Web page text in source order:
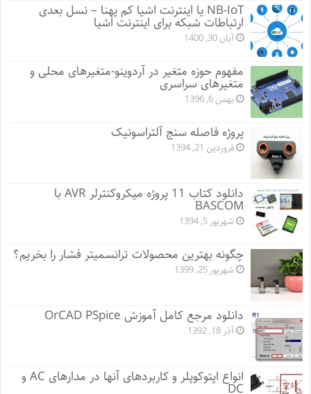
NB-IoT یا اینترنت اشیا کم پهنا – نسل بعدی
ارتباطات شبکه برای اینترنت اشیا
آبان 30, 1400
مفهوم حوزه متغیر در آردوینو-متغیرهای محلی و
متغیرهای سراسری
بهمن 6, 1396
پروژه فاصله سنج آلتراسونیک
فروردین 21, 1394
دانلود کتاب 11 پروژه میکروکنترلر AVR با
BASCOM
شهریور 5, 1394
چگونه بهترین محصولات ترانسمیتر فشار را بخریم؟
شهریور 25, 1399
دانلود مرجع کامل آموزش OrCAD PSpice
آذر 18, 1392
انواع اپتوکوپلر و کاربردهای آنها در مدارهای AC و
DC